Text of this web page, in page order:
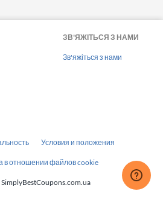
ЗВ'ЯЖІТЬСЯ З НАМИ
Зв'яжіться з нами
Условия и положения
в отношении файлов cookie